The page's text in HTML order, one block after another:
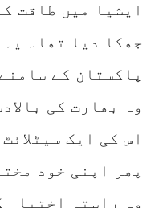
ایشیا میں طاقت
جھکا دیا تھا۔ یہ
پاکستان کے
وہ بھارت کی
اس کی ایک سیٹلائٹ
پھر اپنی خود
وہ راستہ اختیار